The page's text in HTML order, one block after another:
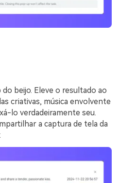
beijo. Eleve o resultado ao
criativas, música envolvente
lo verdadeiramente seu.
a captura de tela da